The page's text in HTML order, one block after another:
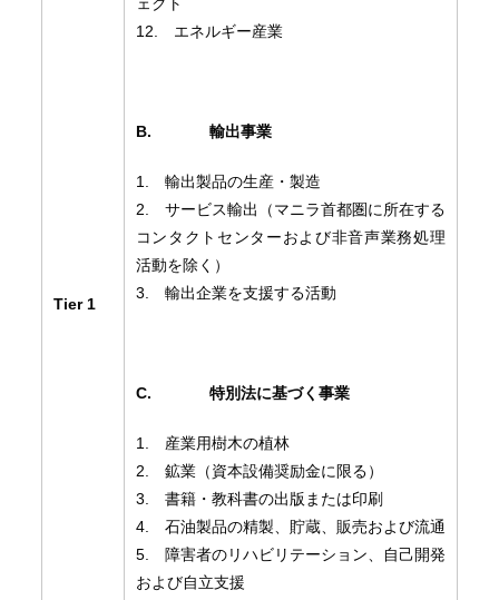
Tier 1
12. エネルギー産業
B. 輸出事業
1. 輸出製品の生産・製造
2. サービス輸出（マニラ首都圏に所在する
コンタクトセンターおよび非音声業務処理
活動を除く）
3. 輸出企業を支援する活動
C. 特別法に基づく事業
1. 産業用樹木の植林
2. 鉱業（資本設備奨励金に限る）
3. 書籍・教科書の出版または印刷
4. 石油製品の精製、貯蔵、販売および流通
5. 障害者のリハビリテーション、自己開発
および自立支援